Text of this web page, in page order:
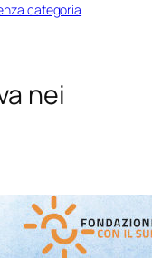
categoria
nei